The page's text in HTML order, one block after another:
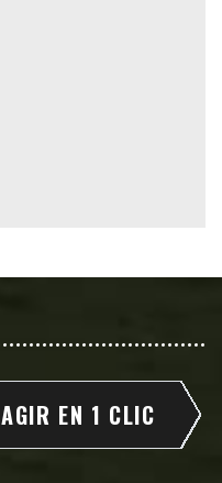
AGIR EN 1 CLIC